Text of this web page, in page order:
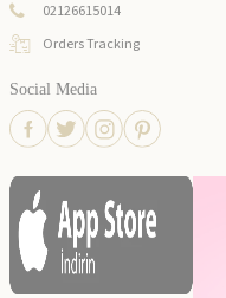
02126615014
Orders Tracking
Social Media